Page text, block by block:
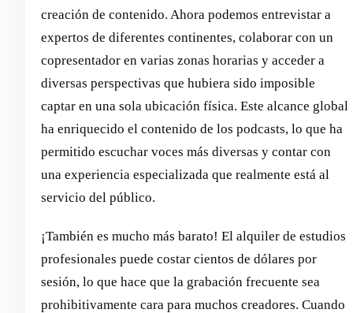
creación de contenido. Ahora podemos entrevistar a
expertos de diferentes continentes, colaborar con un
copresentador en varias zonas horarias y acceder a
diversas perspectivas que hubiera sido imposible
captar en una sola ubicación física. Este alcance global
ha enriquecido el contenido de los podcasts, lo que ha
permitido escuchar voces más diversas y contar con
una experiencia especializada que realmente está al
servicio del público.
¡También es mucho más barato! El alquiler de estudios
profesionales puede costar cientos de dólares por
sesión, lo que hace que la grabación frecuente sea
prohibitivamente cara para muchos creadores. Cuando